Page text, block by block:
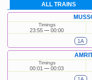
ALL TRAINS
Timings
23:55 00:00
1A
Timings
00:01 00:03